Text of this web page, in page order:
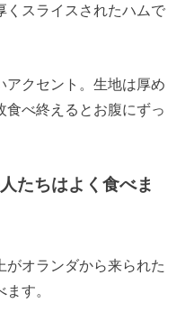
くスライスされたハムで
アクセント。生地は厚め
食べ終えるとお腹にずっ
たちはよく食べま
がオランダから来られた
す。